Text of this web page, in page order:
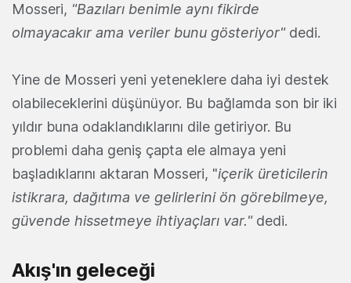
Mosseri, "Bazıları benimle aynı fikirde
olmayacakır ama veriler bunu gösteriyor"dedi.
Yine de Mosseri yeni yeteneklere daha iyi destek
olabileceklerini düşünüyor. Bu bağlamda son bir iki
yıldır buna odaklandıklarını dile getiriyor. Bu
problemi daha geniş çapta ele almaya yeni
başladıklarını aktaran Mosseri, "içerik üreticilerin
istikrara, dağıtıma ve gelirlerini ön görebilmeye,
güvende hissetmeye ihtiyaçları var." dedi.
Akış'ın geleceği